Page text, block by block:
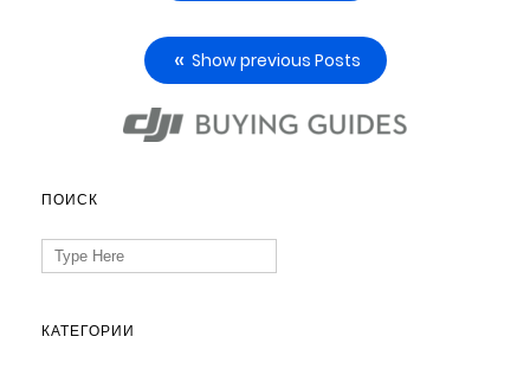
Show previous Posts
ПОИСК
Search
for:
КАТЕГОРИИ